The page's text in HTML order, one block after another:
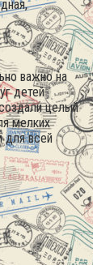
важно на
детей
целый
мелких
для всей